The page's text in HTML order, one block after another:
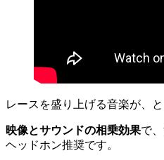
レースを盛り上げる音楽が、
映像とサウンドの相乗効果で
ヘッドホン推奨です。